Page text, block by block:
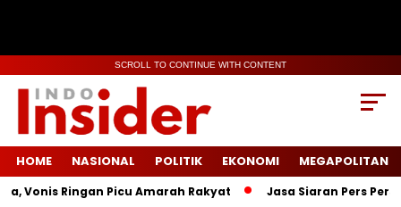
SCROLL TO CONTINUE WITH CONTENT
HOME NASIONAL POLITIK EKONOMI MEGAPOLITAN
Vonis Ringan Picu Amarah Rakyat Jasa Siaran Pers